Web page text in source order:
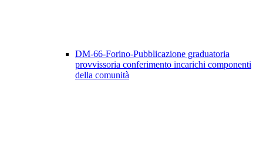
DM-66-Forino-Pubblicazione graduatoria
provvissoria conferimento incarichi componenti
della comunità